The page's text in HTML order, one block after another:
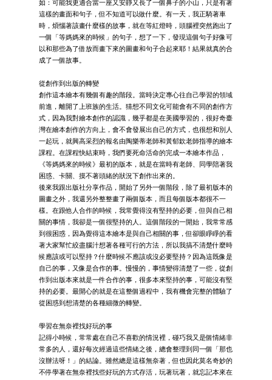
如：可能我更適合當一座又安靜又長了一個鼻子的小山，只是有著
這樣的畫面和句子，但不知道可以做什麼。有一天，我正騎著車
時，煩惱著該畫什麼樣的故事，就在等紅燈時，頭腦裡突然跑出了
一個「等媽媽來的時候」的句子，想了一下，發現這個句子好像可
以和那些為了借放而畫下來的圖畫和句子合起來耶！結果就真的合
成了一個故事。
從創作到出版的轉變
創作這本繪本有幾個有趣的階段。當時決定專心往自己學習的領域
前進，離開了上班族的生活。猜想不同文化可能會有不同的創作方
式，因為我對繪本創作的認識，幾乎都是在美國學習的，很好奇臺
灣在繪本創作的方向上，會不會發展出自己的方式，也很想和別人
一起玩，就興高采烈的報名由陶樂蒂老師和黃郁欽老師指導的繪本
課程。在課程快結束時，我們要死命活命的完成一本繪本作品，
《等媽媽來的時候》最初的版本，就是在當時有老師、同學陪著我
困惑、卡關、摸不著頭緒的狀況下創作出來的。
後來我跟出版社分享作品，開始了另外一個階段，除了最初版本的
圖畫之外，我還另外整整畫了兩個版本，而且每個版本都很不一
樣。在跟他人合作的時候，我常覺得沒有堅持的必要，但與自己相
關的事情，我卻是一個很堅持的人。這個階段的一開始，我常常感
到很困惑，因為覺得這本繪本是與自己相關的事，但卻眼睜睜的看
著大家幫忙絞盡腦汁想著各種可行的方法，所以我搞不清楚什麼時
候應該或可以堅持？什麼時候不應該或沒必要堅持？因為這既像是
自己的事，又像是合作的事。慢慢的，事情變得清楚了一些，從創
作到出版本來就是一件合作的事，很多本來堅持的事，可能沒有堅
持的必要。最開心的就是在這整個過程中，我有機會完整的體驗了
從困惑到想清楚的各種細微的轉變。
學習在無奈裡找好玩的事
記得小時候，常常處在自己不喜歡的情況裡，碰巧我又是個情緒非
常多的人，還好每次經過這些情緒之後，總會整理到同一個「那也
沒辦法呀！」的結論。雖然總是這樣無奈著，但也因此莫名奇妙的
不停學著在無奈裡找些好玩的方式存活，玩著玩著，就忘記本來在